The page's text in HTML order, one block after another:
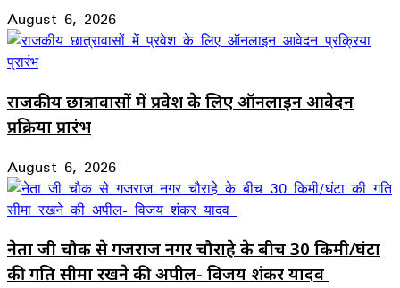
August 6, 2026
राजकीय छात्रावासों में प्रवेश के लिए ऑनलाइन आवेदन
प्रक्रिया प्रारंभ
August 6, 2026
नेता जी चौक से गजराज नगर चौराहे के बीच 30 किमी/घंटा
की गति सीमा रखने की अपील- विजय शंकर यादव